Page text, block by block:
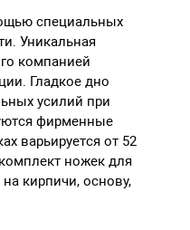
специальных
Уникальная
компанией
Гладкое дно
усилий при
фирменные
варьируется от 52
ножек для
кирпичи, основу,